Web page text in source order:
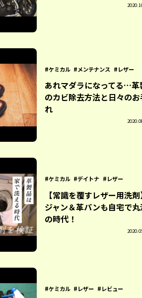
ケミカル メンテナンス レザー
あれマダラになってる…革
のカビ除去方法と日々の
れ
ケミカル デイトナ レザー
【常識を覆すレザー用洗
ジャン＆革パンも自宅で丸
の時代！
ケミカル レザー レビュー